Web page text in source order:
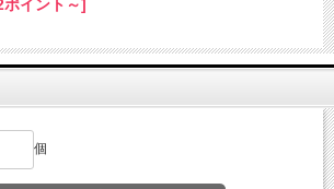
イント～]
個